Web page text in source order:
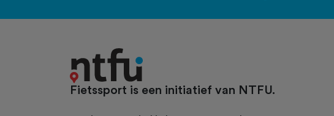
Fietssport is een initiatief van NTFU.